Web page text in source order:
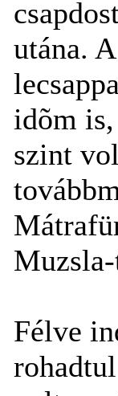
utána.
idõm
szint
Félve